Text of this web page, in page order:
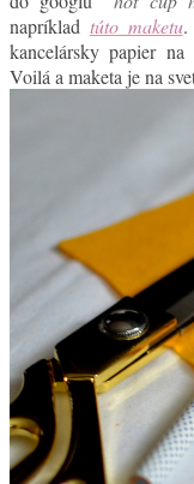
napríklad túto maketu.
kancelársky papier
Voilá a maketa je na